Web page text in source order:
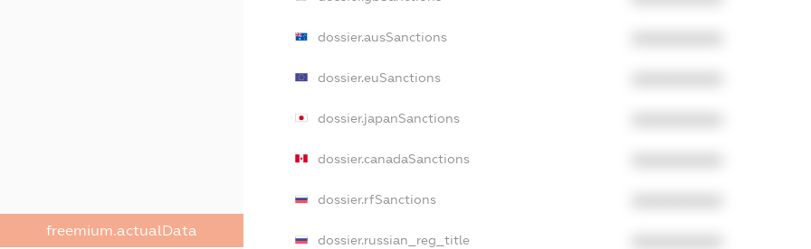
freemium.actualData
dossier.ausSanctions
dossier.euSanctions
dossier.japanSanctions
dossier.canadaSanctions
dossier.rfSanctions
dossier.russian_reg_title